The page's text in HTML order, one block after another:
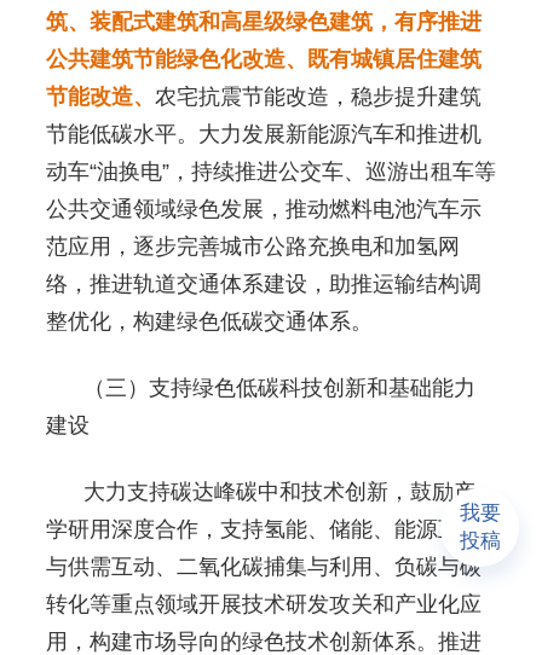
筑、装配式建筑和高星级绿色建筑，有序推进
公共建筑节能绿色化改造、既有城镇居住建筑
节能改造、 农宅抗震节能改造，稳步提升建筑
节能低碳水平。大力发展新能源汽车和推进机
动车“油换电”，持续推进公交车、巡游出租车等
公共交通领域绿色发展，推动燃料电池汽车示
范应用，逐步完善城市公路充换电和加氢网
络，推进轨道交通体系建设，助推运输结构调
整优化，构建绿色低碳交通体系。
（三）支持绿色低碳科技创新和基础能力
建设
大力支持碳达峰碳中和技术创新，鼓励产
学研用深度合作，支持氢能、储能、能源互联
与供需互动、二氧化碳捕集与利用、负碳与碳
转化等重点领域开展技术研发攻关和产业化应
用，构建市场导向的绿色技术创新体系。推进
我要
投稿